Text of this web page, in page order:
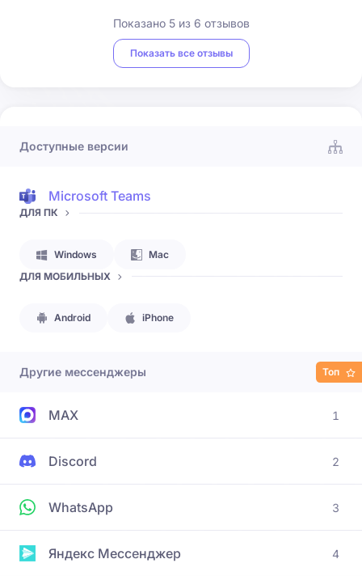
Показано 5из 6 отзывов
Показать все отзывы
Доступные версии
Microsoft Teams
ДЛЯ ПК
Windows
Mac
ДЛЯ МОБИЛЬНЫХ
Android iPhone
Другие мессенджеры Топ
MAX 1
Discord 2
WhatsApp 3
Яндекс Мессенджер 4